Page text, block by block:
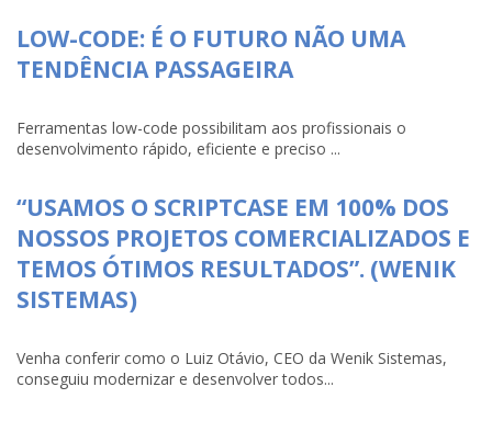
LOW-CODE: É O FUTURO NÃO UMA
TENDÊNCIA PASSAGEIRA
Ferramentas low-code possibilitam aos profissionais o
desenvolvimento rápido, eficiente e preciso ...
“USAMOS O SCRIPTCASE EM 100% DOS
NOSSOS PROJETOS COMERCIALIZADOS E
TEMOS ÓTIMOS RESULTADOS”. (WENIK
SISTEMAS)
Venha conferir como o Luiz Otávio, CEO da Wenik Sistemas,
conseguiu modernizar e desenvolver todos...